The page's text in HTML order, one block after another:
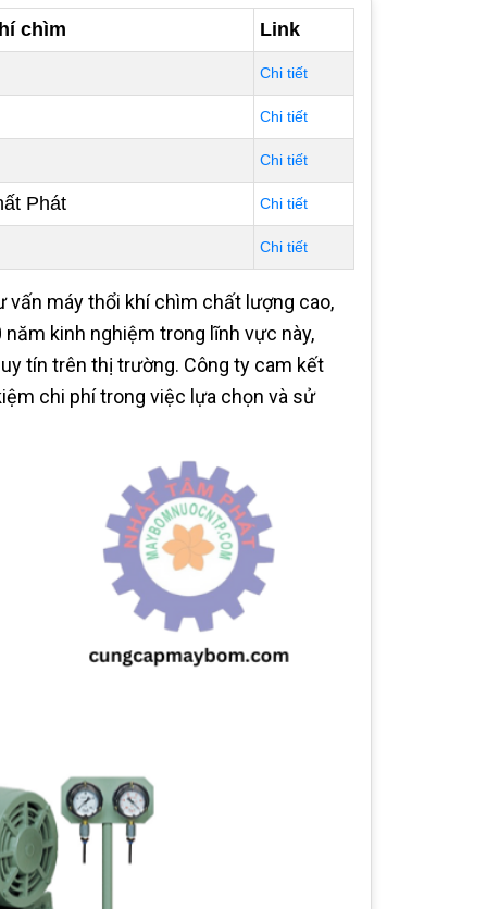
chìm
Link
Chi tiết
Chi tiết
Chi tiết
Phát Chi tiết
Chi tiết
vấn máy thổi khí chìm chất lượng cao,
kinh nghiệm trong lĩnh vực này,
tín trên thị trường. Công ty cam kết
chi phí trong việc lựa chọn và sử